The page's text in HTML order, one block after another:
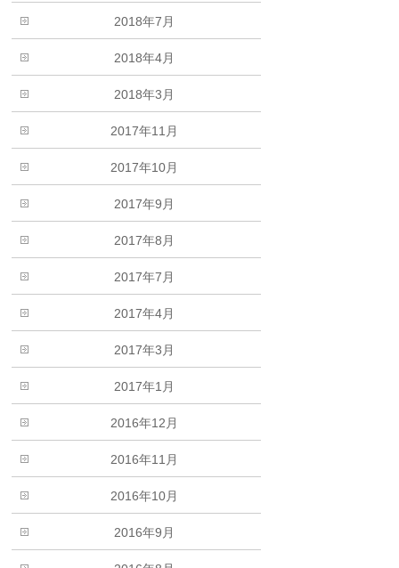
2018年7月
2018年4月
2018年3月
2017年11月
2017年10月
2017年9月
2017年8月
2017年7月
2017年4月
2017年3月
2017年1月
2016年12月
2016年11月
2016年10月
2016年9月